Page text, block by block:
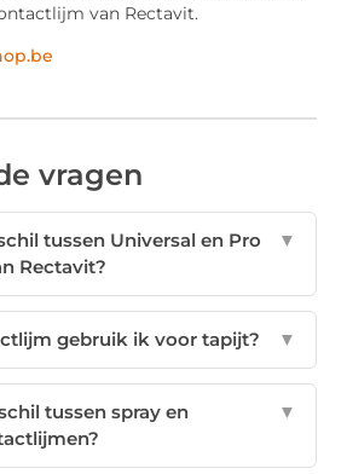
van Rectavit.
vragen
tussen Universal en Pro
Rectavit?
▼
gebruik ik voor tapijt? ▼
tussen spray en
▼